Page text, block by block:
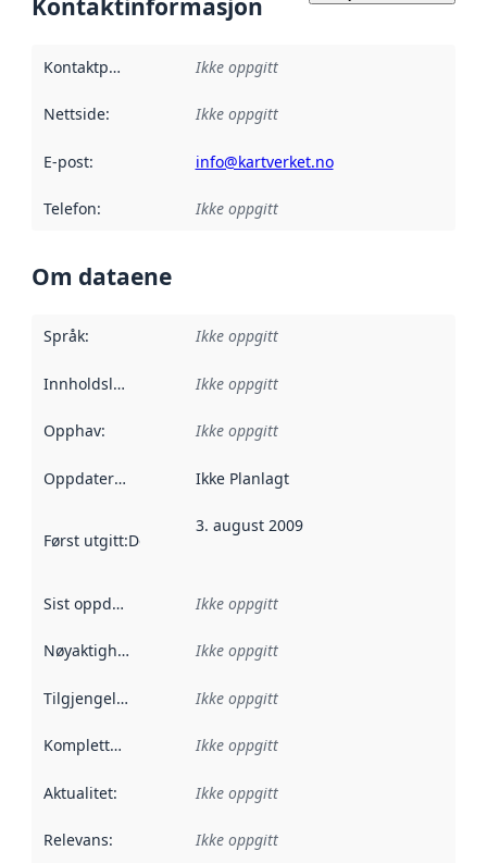
Kontaktinformasjon
Kontaktpunkt Ikke oppgitt
Nettside: Ikke oppgitt
E-post: info@kartverket.no
Telefon: Ikke oppgitt
Om dataene
Språk: Ikke oppgitt
Innholdsleverandører :
Ikke oppgitt
Opphav: Ikke oppgitt
Oppdateringsfrekvens :
Ikke Planlagt
Først utgitt:Denne datoen sier når dataene i dette
3. august 2009
Sist oppdatert Ikke oppgitt
Nøyaktighet Ikke oppgitt
Tilgjengelighet Ikke oppgitt
Kompletthet Ikke oppgitt
Aktualitet: Ikke oppgitt
Relevans: Ikke oppgitt